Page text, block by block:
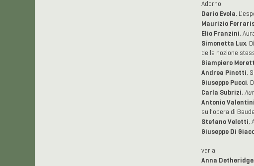
Adorno
Dario Evola,
Maurizio
Elio Franzini,
Simonetta Lux,
della nozione
Giampiero
Andrea Pinotti,
Giuseppe Pucci,
Carla Subrizi,
Antonio Valentini
sull’opera di
Stefano Velotti,
Giuseppe Di
varia
Anna Detheridge